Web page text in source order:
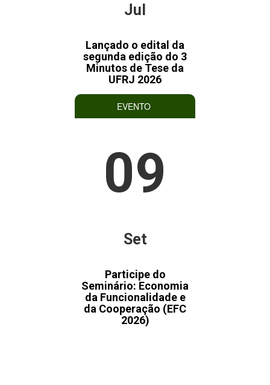
Jul
Lançado o edital da
segunda edição do 3
Minutos de Tese da
UFRJ 2026
EVENTO
09
Set
Participe do
Seminário: Economia
da Funcionalidade e
da Cooperação (EFC
2026)